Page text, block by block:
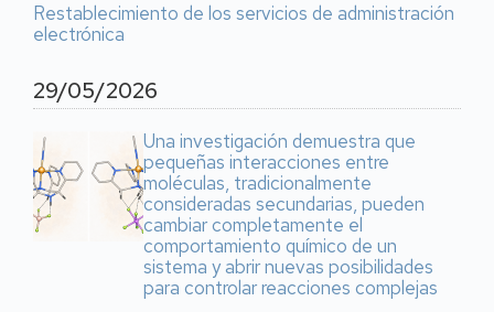
Restablecimiento de los servicios de administración
electrónica
29/05/2026
Una investigación demuestra que
pequeñas interacciones entre
moléculas, tradicionalmente
consideradas secundarias, pueden
cambiar completamente el
comportamiento químico de un
sistema y abrir nuevas posibilidades
para controlar reacciones complejas